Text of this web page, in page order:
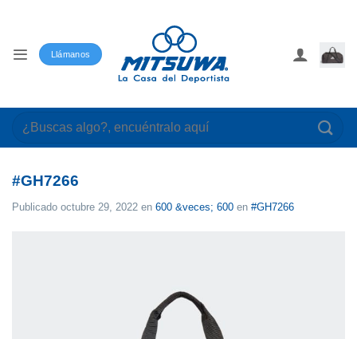
Llámanos
Buscar
por:
#GH7266
Publicado octubre 29, 2022 en 600 &veces; 600 en #GH7266